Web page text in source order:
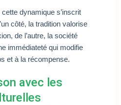
dynamique s’inscrit
côté, la tradition valorise
de l’autre, la société
immédiateté qui modifie
et à la récompense.
avec les